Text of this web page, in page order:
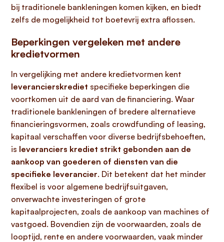
bij traditionele bankleningen komen kijken, en biedt
zelfs de mogelijkheid tot boetevrij extra aflossen.
Beperkingen vergeleken met andere
kredietvormen
In vergelijking met andere kredietvormen kent
leverancierskrediet specifieke beperkingen die
voortkomen uit de aard van de financiering. Waar
traditionele bankleningen of bredere alternatieve
financieringsvormen, zoals crowdfunding of leasing,
kapitaal verschaffen voor diverse bedrijfsbehoeften,
is leveranciers krediet strikt gebonden aan de
aankoop van goederen of diensten van die
specifieke leverancier. Dit betekent dat het minder
flexibel is voor algemene bedrijfsuitgaven,
onverwachte investeringen of grote
kapitaalprojecten, zoals de aankoop van machines of
vastgoed. Bovendien zijn de voorwaarden, zoals de
looptijd, rente en andere voorwaarden, vaak minder